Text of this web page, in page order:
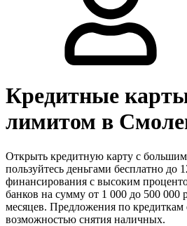
Кредитные
лимитом в
Открыть кредитную карту с
пользуйтесь деньгами бесплатно до
финансирования с высоким
банков на сумму от 1 000 до 500 000
месяцев. Предложения по кредиткам
возможностью снятия наличных.